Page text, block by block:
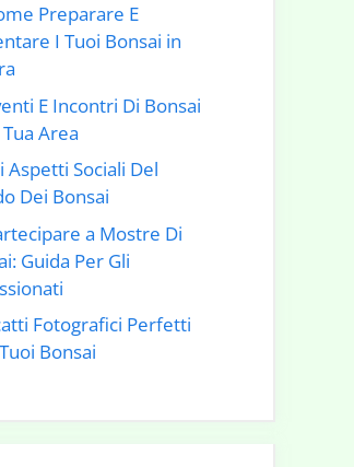
Preparare E
I Tuoi Bonsai in
E Incontri Di Bonsai
Area
Aspetti Sociali Del
Dei Bonsai
a Mostre Di
Guida Per Gli
Fotografici Perfetti
Bonsai